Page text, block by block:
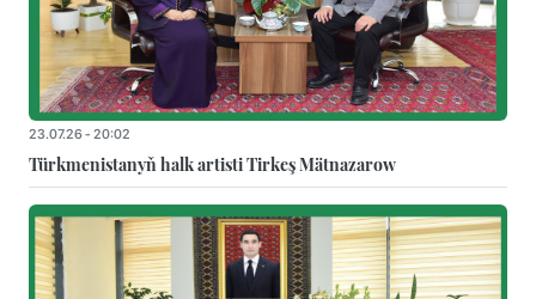
23.07.26 - 20:02
Türkmenistanyň halk artisti Tirkeş Mätnazarow